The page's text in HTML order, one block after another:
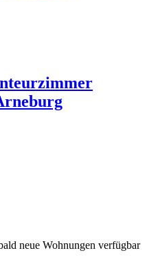
neue Wohnungen verfügbar